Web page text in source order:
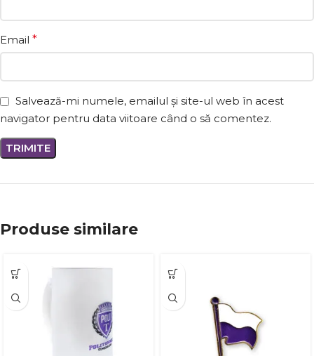
Email *
Salvează-mi numele, emailul și site-ul web în acest
navigator pentru data viitoare când o să comentez.
Produse similare